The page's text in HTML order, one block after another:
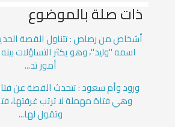
ذات صلة بالموضوع
أشخاص من رصاص : تتناول القصة
اسمه "وليد"، وهو يكثر التساؤلات
أمور تد...
ورود وأم سعود : تتحدث القصة عن
وهي فتاة مهملة لا ترتب غرفتها،
وتقول لها...